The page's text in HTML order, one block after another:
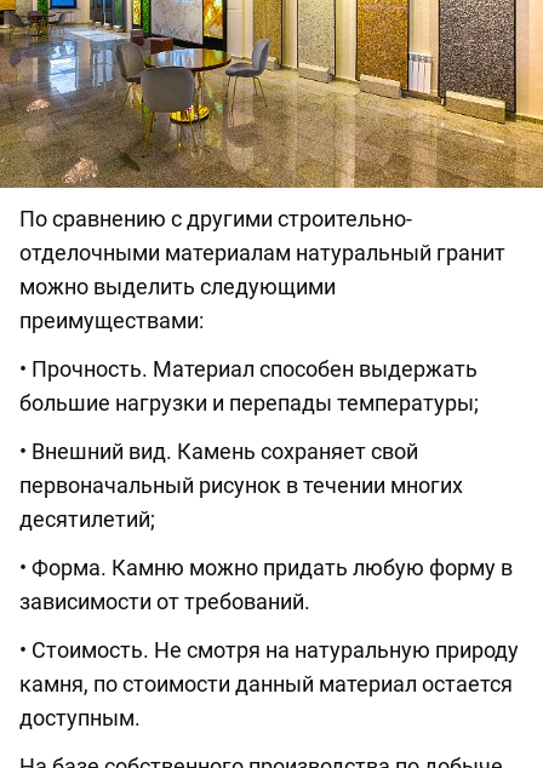
По сравнению с другими строительно-
отделочными материалам натуральный гранит
можно выделить следующими
преимуществами:
• Прочность. Материал способен выдержать
большие нагрузки и перепады температуры;
• Внешний вид. Камень сохраняет свой
первоначальный рисунок в течении многих
десятилетий;
• Форма. Камню можно придать любую форму в
зависимости от требований.
• Стоимость. Не смотря на натуральную природу
камня, по стоимости данный материал остается
доступным.